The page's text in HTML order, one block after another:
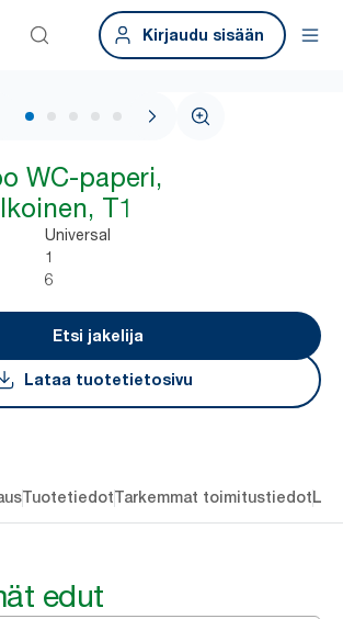
Kirjaudu sisään
1 / 5
WC-paperi,
T1
Universal
1
6
Etsi jakelija
Lataa tuotetietosivu
TuotetiedotTarkemmat toimitustiedot
edut